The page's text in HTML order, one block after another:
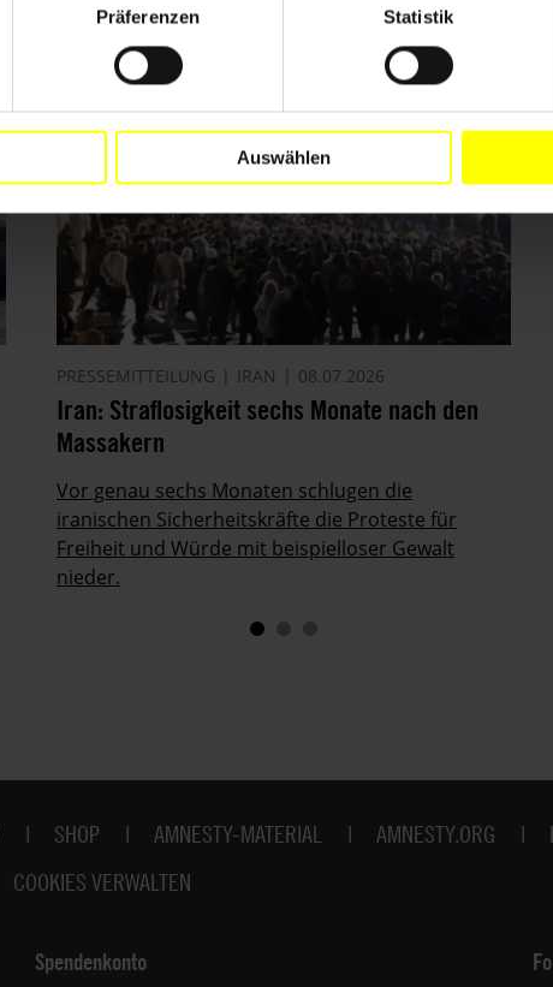
Präferenzen Statistik
Auswählen
PRESSEMITTEILUNG IRAN 08.07.2026
Iran: Straflosigkeit sechs Monate nach den
Massakern
Vor genau sechs Monaten schlugen die
iranischen Sicherheitskräfte die Proteste für
Freiheit und Würde mit beispielloser Gewalt
nieder.
SHOP AMNESTY-MATERIAL AMNESTY.ORG
COOKIES VERWALTEN
Spendenkonto